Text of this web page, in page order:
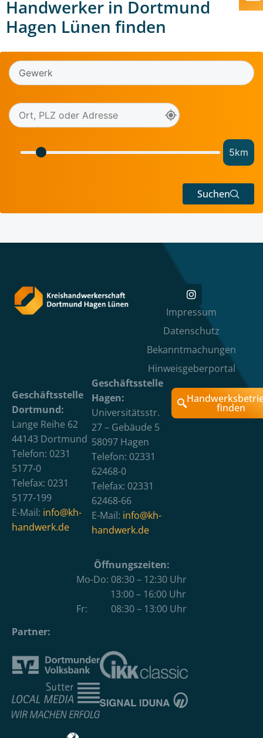
Handwerker in Dortmund
Hagen Lünen finden
5km
Suchen
Impressum
Datenschutz
Bekanntmachungen
Hinweisgeberportal
Geschäftsstelle
Dortmund:
Lange Reihe 62
44143 Dortmund
Telefon: 0231
5177-0
Telefax: 0231
5177-199
E-Mail: info@kh-
handwerk.de
Geschäftsstelle
Hagen:
Universitätsstr.
27 – Gebäude 5
58097 Hagen
Telefon: 02331
62468-0
Telefax: 02331
62468-66
E-Mail: info@kh-
handwerk.de
finden
Öffnungszeiten:
Mo-Do: 08:30 – 12:30 Uhr
13:00 – 16:00 Uhr
Fr: 08:30 – 13:00 Uhr
Partner: